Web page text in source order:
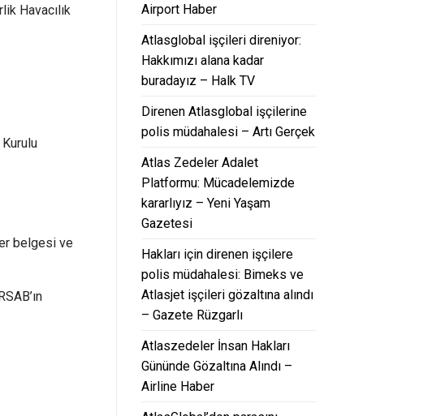
Havacılık
belgesi ve
Airport Haber
Atlasglobal işçileri direniyor:
Hakkımızı alana kadar
buradayız – Halk TV
Direnen Atlasglobal işçilerine
polis müdahalesi – Artı Gerçek
Atlas Zedeler Adalet
Platformu: Mücadelemizde
kararlıyız – Yeni Yaşam
Gazetesi
Hakları için direnen işçilere
polis müdahalesi: Bimeks ve
Atlasjet işçileri gözaltına alındı
– Gazete Rüzgarlı
Atlaszedeler İnsan Hakları
Gününde Gözaltına Alındı –
Airline Haber